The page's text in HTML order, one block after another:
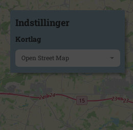
Indstillinger
Kortlag
Open Street Map